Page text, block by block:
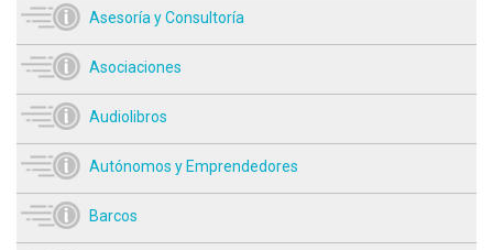
Asesoría y Consultoría
Asociaciones
Audiolibros
Autónomos y Emprendedores
Barcos